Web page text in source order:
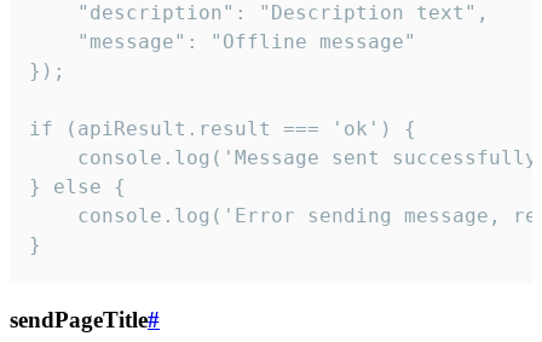
    "description": "Description text",
    "message": "Offline message"
});
if (apiResult.result === 'ok') {
console.log('Message sent
} else {
console.log('Error sending message,
}
sendPageTitle#